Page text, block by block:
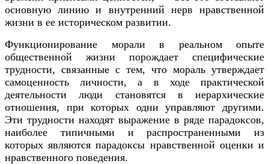
основную линию и внутренний нерв нравственной
жизни в ее историческом развитии.
Функционирование морали в реальном опыте
общественной жизни порождает специфические
трудности, связанные с тем, что мораль утверждает
самоценность личности, а в ходе практической
деятельности люди становятся в иерархические
отношения, при которых одни управляют другими.
Эти трудности находят выражение в ряде парадоксов,
наиболее типичными и распространенными из
которых являются парадоксы нравственной оценки и
нравственного поведения.